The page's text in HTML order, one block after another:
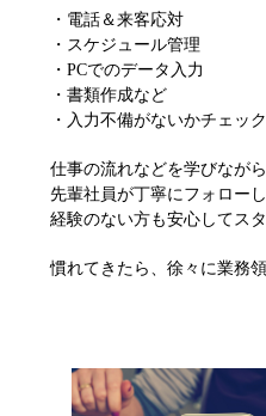
・電話＆来客応対
・スケジュール管理
・PCでのデータ入力
・書類作成など
・入力不備がないかチェック
仕事の流れなどを学びなが
先輩社員が丁寧にフォローし
経験のない方も安心してス
慣れてきたら、徐々に業務